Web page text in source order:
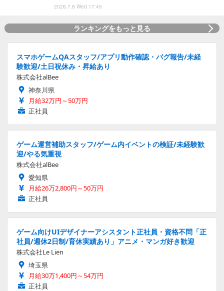
2026.7.8 Wed 17:45
ランキングをもっと見る
スマホゲームQAスタッフ/アプリ動作確認・バグ報告/未経
験歓迎/土日祝休み・昇給あり
株式会社alBee
神奈川県
月給32万円～50万円
正社員
ゲーム運営補助スタッフ/ゲーム内イベントの検証/未経験歓
迎/やる気重視
株式会社alBee
愛知県
月給26万2,800円～50万円
正社員
ゲーム向けUIデザイナーアシスタント正社員・資格不問「正
社員/週休2日制/育休実績あり」アニメ・マンガ好き歓迎
株式会社Le Lien
埼玉県
月給30万1,400円～54万円
正社員